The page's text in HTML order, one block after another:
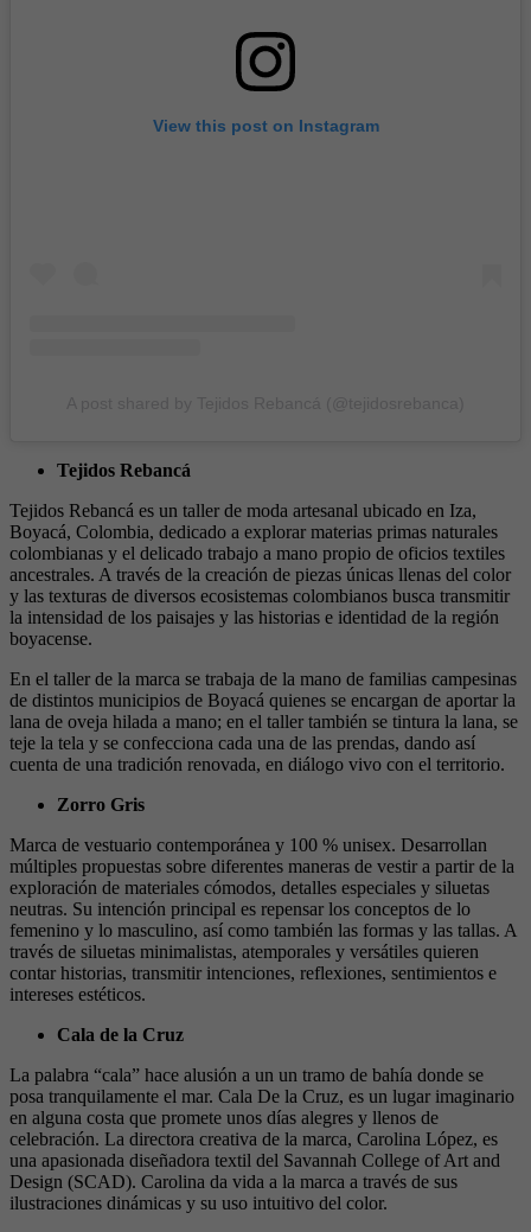
View this post on Instagram
Tejidos Rebancá
Tejidos Rebancá es un taller de moda artesanal ubicado en Iza,
Boyacá, Colombia, dedicado a explorar materias primas naturales
colombianas y el delicado trabajo a mano propio de oficios textiles
ancestrales. A través de la creación de piezas únicas llenas del color
y las texturas de diversos ecosistemas colombianos busca transmitir
la intensidad de los paisajes y las historias e identidad de la región
boyacense.
En el taller de la marca se trabaja de la mano de familias campesinas
de distintos municipios de Boyacá quienes se encargan de aportar la
lana de oveja hilada a mano; en el taller también se tintura la lana, se
teje la tela y se confecciona cada una de las prendas, dando así
cuenta de una tradición renovada, en diálogo vivo con el territorio.
Zorro Gris
Marca de vestuario contemporánea y 100 % unisex. Desarrollan
múltiples propuestas sobre diferentes maneras de vestir a partir de la
exploración de materiales cómodos, detalles especiales y siluetas
neutras. Su intención principal es repensar los conceptos de lo
femenino y lo masculino, así como también las formas y las tallas. A
través de siluetas minimalistas, atemporales y versátiles quieren
contar historias, transmitir intenciones, reflexiones, sentimientos e
intereses estéticos.
Cala de la Cruz
La palabra “cala” hace alusión a un un tramo de bahía donde se
posa tranquilamente el mar. Cala De la Cruz, es un lugar imaginario
en alguna costa que promete unos días alegres y llenos de
celebración. La directora creativa de la marca, Carolina López, es
una apasionada diseñadora textil del Savannah College of Art and
Design (SCAD). Carolina da vida a la marca a través de sus
ilustraciones dinámicas y su uso intuitivo del color.